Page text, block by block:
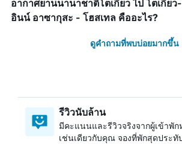
อากาศยานนานาชาติโตเกียว ไป โตเกียว
อินน์ อาซากุสะ - โฮสเทล คืออะไร?
ดูคำถามที่พบบ่อยมากขึ้น
รีวิวนับล้าน
มีคะแนนและรีวิวจริงจากผู้เข้าพั
เช่นเดียวกับคุณ จองที่พักสุดประทั